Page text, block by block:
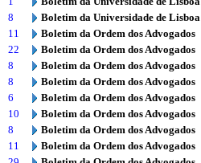
8
Boletim da Universidade de Lisboa
11
Boletim da Ordem dos Advogados
22
Boletim da Ordem dos Advogados
8
Boletim da Ordem dos Advogados
8
Boletim da Ordem dos Advogados
6
Boletim da Ordem dos Advogados
10
Boletim da Ordem dos Advogados
8
Boletim da Ordem dos Advogados
11
Boletim da Ordem dos Advogados